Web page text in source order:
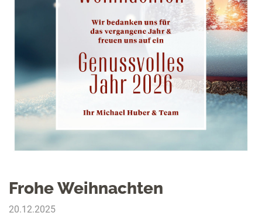
Frohe Weihnachten
20.12.2025